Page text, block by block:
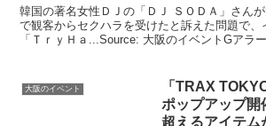
韓国の著名女性ＤＪの「ＤＪ ＳＯＤＡ」さん
で観客からセクハラを受けたと訴えた問題で、
「ＴｒｙＨａ...Source: 大阪のイベントGアラ
大阪のイベント 「TRAX
ポップアップ開
超えるアイテム